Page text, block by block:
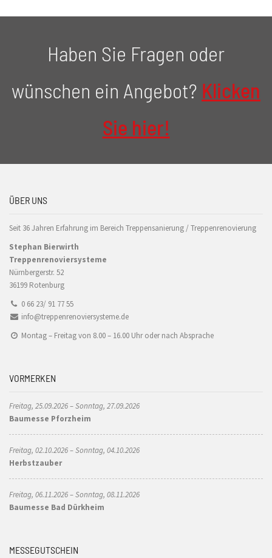
Haben Sie Fragen oder
wünschen ein Angebot? Klicken
Sie hier!
ÜBER UNS
Seit 36 Jahren Erfahrung im Bereich Treppensanierung / Treppenrenovierung
Stephan Bierwirth
Treppenrenoviersysteme
Nürnbergerstr. 52
36199 Rotenburg
0 66 23/ 91 77 55
info@treppenrenoviersysteme.de
Montag – Freitag von 8.00 – 16.00 Uhr oder nach Absprache
VORMERKEN
Freitag, 25.09.2026 – Sonntag, 27.09.2026
Baumesse Pforzheim
Freitag, 02.10.2026 – Sonntag, 04.10.2026
Herbstzauber
Freitag, 06.11.2026 – Sonntag, 08.11.2026
Baumesse Bad Dürkheim
MESSEGUTSCHEIN